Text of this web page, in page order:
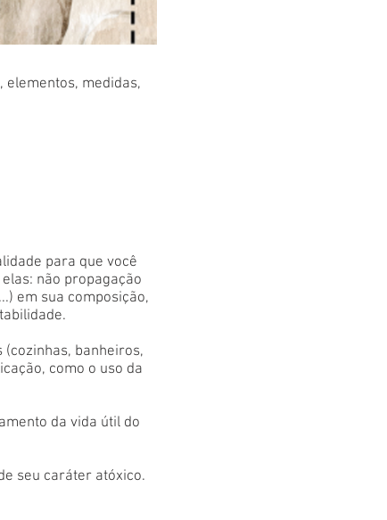
elementos, medidas,
para que você
não propagação
em sua composição,
banheiros,
como o uso da
da vida útil do
seu caráter atóxico.